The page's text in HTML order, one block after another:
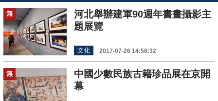
無
河北舉辦建軍90週年書畫攝影主
題展覽
文化 2017-07-26 14:58:32
無
中國少數民族古籍珍品展在京開
幕